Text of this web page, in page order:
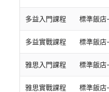
多益入門課程 標準飯店
多益實戰課程 標準飯店
雅思入門課程 標準飯店
雅思實戰課程 標準飯店